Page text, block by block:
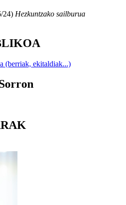
24) Hezkuntzako sailburua
(berriak, ekitaldiak...)